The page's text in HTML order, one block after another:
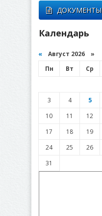
ДОКУМЕНТЫ
Календарь
« Август 2026 »
Пн
Вт Ср
3
4 5
10
11 12
17
18 19
24
25 26
31